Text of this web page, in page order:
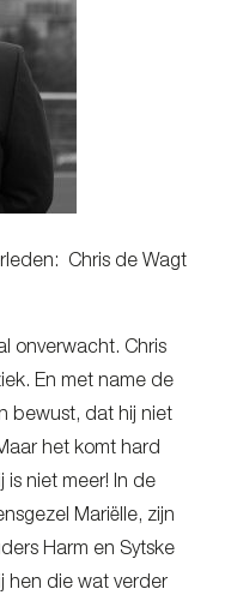
Chris de Wagt
onverwacht. Chris
En met name de
bewust, dat hij niet
het komt hard
niet meer! In de
Mariëlle, zijn
Harm en Sytske
hen die wat verder